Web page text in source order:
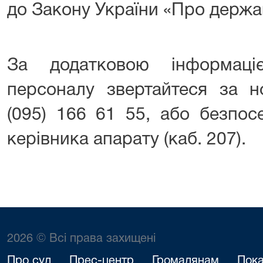
до Закону України «Про
За додатковою
персоналу звертайтеся за
(095) 166 61 55, або
керівника апарату (каб. 207).
2026 © Всі права захищені